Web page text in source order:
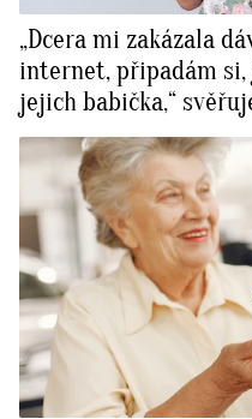
„Dcera mi zakázala
internet, připadám
jejich babička,“